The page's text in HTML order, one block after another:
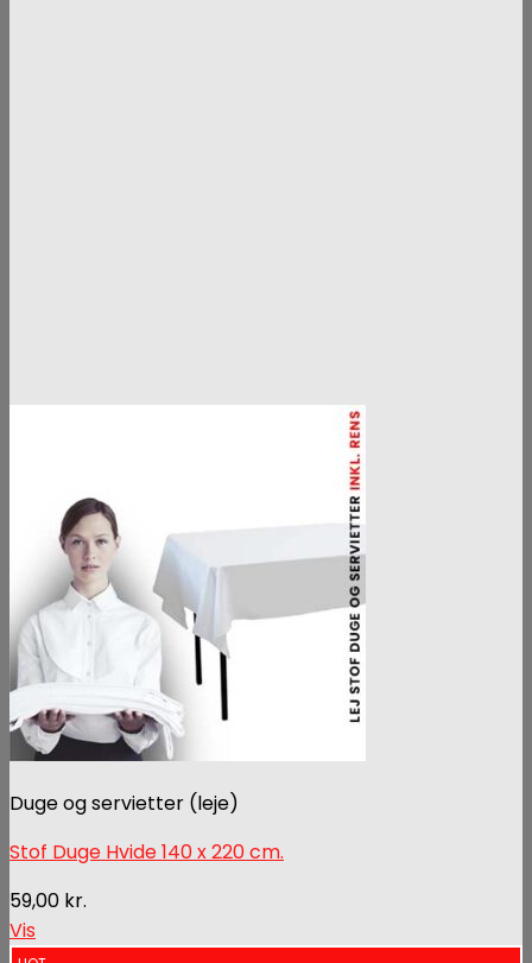
Duge og servietter (leje)
Stof Duge Hvide 140 x 220 cm.
59,00 kr.
Vis